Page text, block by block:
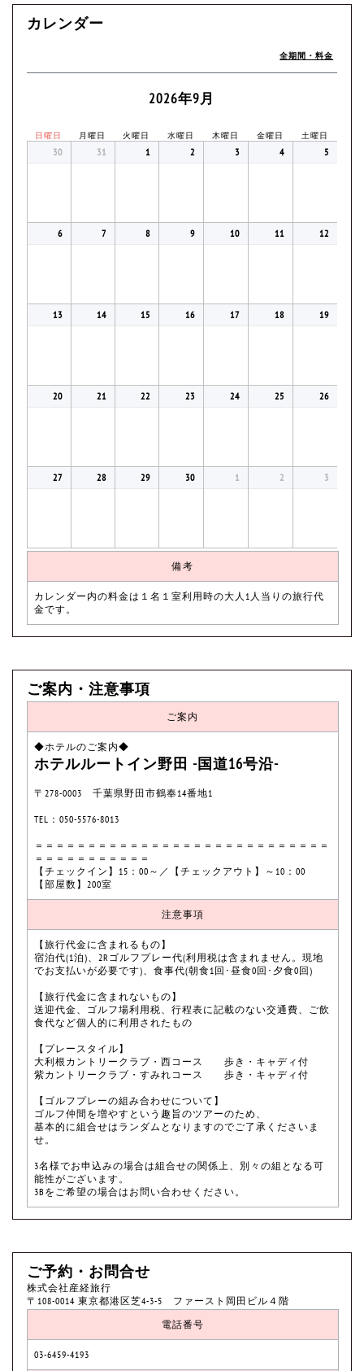
カレンダー
全期間・料金
2026年9月
日曜日 月曜日 火曜日 水曜日 木曜日 金曜日 土曜日
30 31 1 2 3 4 5
6 7 8 9 10 11 12
13 14 15 16 17 18 19
20 21 22 23 24 25 26
27 28 29 30 1 2 3
備考
カレンダー内の料金は１名１室利用時の大人1人当りの旅行代
金です。
ご案内・注意事項
ご案内
◆ホテルのご案内◆
ホテルルートイン野田 -国道16号沿-
〒278-0003 千葉県野田市鶴奉14番地1
TEL：050-5576-8013
＝＝＝＝＝＝＝＝＝＝＝＝＝＝＝＝＝＝＝＝＝＝＝＝＝＝＝＝
＝＝＝＝＝＝＝＝＝＝＝
【チェックイン】15：00～／【チェックアウト】～10：00
【部屋数】200室
注意事項
【旅行代金に含まれるもの】
宿泊代(1泊)、2Rゴルフプレー代(利用税は含まれません。現地
でお支払いが必要です)、食事代(朝食1回･昼食0回･夕食0回)
【旅行代金に含まれないもの】
送迎代金、ゴルフ場利用税、行程表に記載のない交通費、ご飲
食代など個人的に利用されたもの
【プレースタイル】
大利根カントリークラブ・西コース 歩き・キャディ付
紫カントリークラブ・すみれコース 歩き・キャディ付
【ゴルフプレーの組み合わせについて】
ゴルフ仲間を増やすという趣旨のツアーのため、
基本的に組合せはランダムとなりますのでご了承くださいま
せ。
3名様でお申込みの場合は組合せの関係上、別々の組となる可
能性がございます。
3Bをご希望の場合はお問い合わせください。
ご予約・お問合せ
株式会社産経旅行
〒108-0014 東京都港区芝4-3-5 ファースト岡田ビル４階
電話番号
03-6459-4193